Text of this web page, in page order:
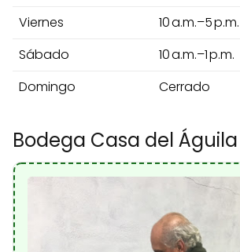
Viernes
10 a.m.–5 p.m.
Sábado
10 a.m.–1 p.m.
Domingo
Cerrado
Bodega Casa del Águila